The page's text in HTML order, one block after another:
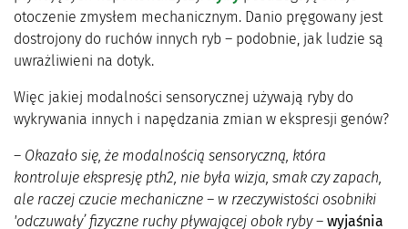
otoczenie zmysłem mechanicznym. Danio pręgowany jest
dostrojony do ruchów innych ryb – podobnie, jak ludzie są
uwrażliwieni na dotyk.
Więc jakiej modalności sensorycznej używają ryby do
wykrywania innych i napędzania zmian w ekspresji genów?
– Okazało się, że modalnością sensoryczną, która
kontroluje ekspresję pth2, nie była wizja, smak czy zapach,
ale raczej czucie mechaniczne – w rzeczywistości osobniki
'odczuwały’ fizyczne ruchy pływającej obok ryby– wyjaśnia